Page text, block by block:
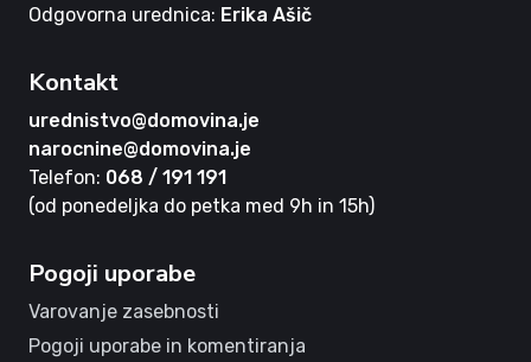
Odgovorna urednica: Erika Ašič
Kontakt
urednistvo@domovina.je
narocnine@domovina.je
Telefon: 068 / 191 191
(od ponedeljka do petka med 9h in 15h)
Pogoji uporabe
Varovanje zasebnosti
Pogoji uporabe in komentiranja